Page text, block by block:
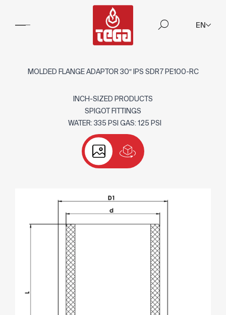
EN
MOLDED FLANGE ADAPTOR 30″ IPS SDR7 PE100-RC
INCH-SIZED PRODUCTS
SPIGOT FITTINGS
WATER: 335 PSI GAS: 125 PSI